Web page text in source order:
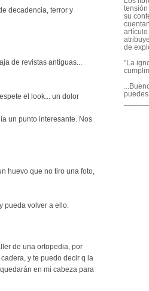
decadencia, terror y
de revistas antiguas...
el look... un dolor
un punto interesante. Nos
huevo que no tiro una foto,
pueda volver a ello.
de una ortopedia, por
y te puedo decir q la
en mi cabeza para
tensión
su
de
"La